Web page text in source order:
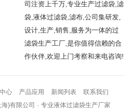
司注资上千万,专业生产过滤袋,滤
袋,液体过滤袋,滤布,公司集研发,
设计,生产,销售,服务为一体的过
滤袋生产工厂,是你值得信赖的合
作伙伴,欢迎上门考察和来电咨询!
心 产品应用 新闻列表
联系我们
)有限公司 · 专业液体过滤袋生产厂家